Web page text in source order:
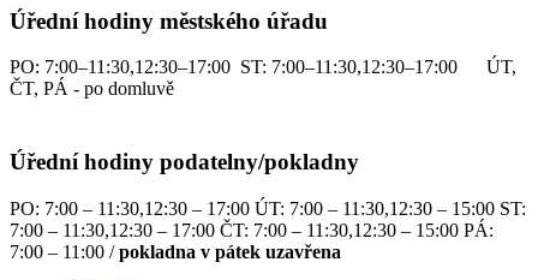
Úřední hodiny městského úřadu
PO: 7:00–11:30,12:30–17:00 ST: 7:00–11:30,12:30–17:00 ÚT,
ČT, PÁ - po domluvě
Úřední hodiny podatelny/pokladny
PO: 7:00 – 11:30,12:30 – 17:00 ÚT: 7:00 – 11:30,12:30 – 15:00 ST:
7:00 – 11:30,12:30 – 17:00 ČT: 7:00 – 11:30,12:30 – 15:00 PÁ:
7:00 – 11:00 /pokladna v pátek uzavřena